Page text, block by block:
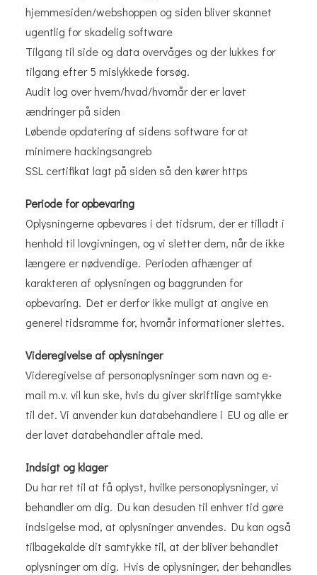
hjemmesiden/webshoppen og siden bliver skannet
ugentlig for skadelig software
Tilgang til side og data overvåges og der lukkes for
tilgang efter 5 mislykkede forsøg.
Audit log over hvem/hvad/hvornår der er lavet
ændringer på siden
Løbende opdatering af sidens software for at
minimere hackingsangreb
SSL certifikat lagt på siden så den kører https
Periode for opbevaring
Oplysningerne opbevares i det tidsrum, der er tilladt i
henhold til lovgivningen, og vi sletter dem, når de ikke
længere er nødvendige. Perioden afhænger af
karakteren af oplysningen og baggrunden for
opbevaring. Det er derfor ikke muligt at angive en
generel tidsramme for, hvornår informationer slettes.
Videregivelse af oplysninger
Videregivelse af personoplysninger som navn og e-
mail m.v. vil kun ske, hvis du giver skriftlige samtykke
til det. Vi anvender kun databehandlere i EU og alle er
der lavet databehandler aftale med.
Indsigt og klager
Du har ret til at få oplyst, hvilke personoplysninger, vi
behandler om dig. Du kan desuden til enhver tid gøre
indsigelse mod, at oplysninger anvendes. Du kan også
tilbagekalde dit samtykke til, at der bliver behandlet
oplysninger om dig. Hvis de oplysninger, der behandles